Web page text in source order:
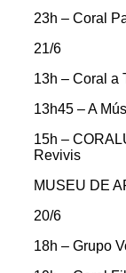
23h – Coral
21/6
13h – Coral a
13h45 – A
15h –
Revivis
MUSEU DE
20/6
18h – Grupo